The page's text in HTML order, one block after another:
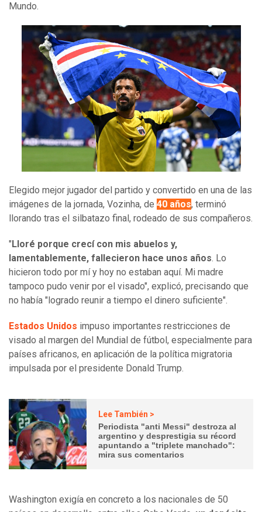
Mundo.
Elegido mejor jugador del partido y convertido en una de las
imágenes de la jornada, Vozinha, de 40 años, terminó
llorando tras el silbatazo final, rodeado de sus compañeros.
" Lloré porque crecí con mis abuelos y,
lamentablemente, fallecieron hace unos años. Lo
hicieron todo por mí y hoy no estaban aquí. Mi madre
tampoco pudo venir por el visado", explicó, precisando que
no había "logrado reunir a tiempo el dinero suficiente".
Estados Unidos impuso importantes restricciones de
visado al margen del Mundial de fútbol, especialmente para
países africanos, en aplicación de la política migratoria
impulsada por el presidente Donald Trump.
Lee También >
Periodista "anti Messi" destroza al
argentino y desprestigia su récord
apuntando a "triplete manchado":
mira sus comentarios
Washington exigía en concreto a los nacionales de 50